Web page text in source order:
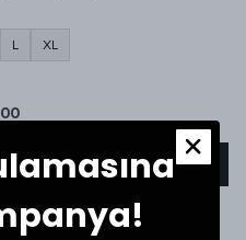
L XL
Ekle